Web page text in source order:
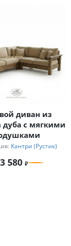
диван из
дуба с мягкими
Кантри (Рустик)
580